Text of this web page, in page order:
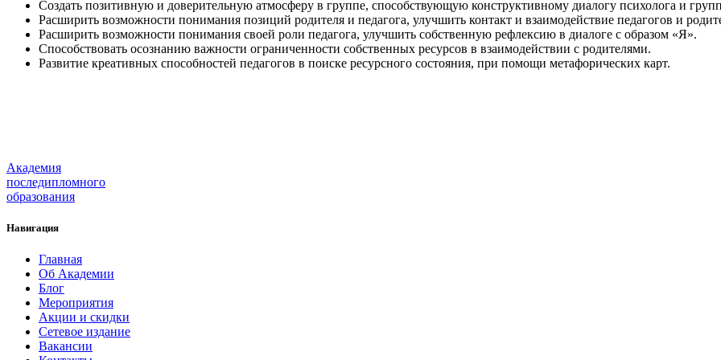
Создать позитивную и доверительную атмосферу в группе, способствующую конструктивному диалогу психолога и
Расширить возможности понимания позиций родителя и педагога, улучшить контакт и взаимодействие педагогов и
Расширить возможности понимания своей роли педагога, улучшить собственную рефлексию в диалоге с образом «Я».
Способствовать осознанию важности ограниченности собственных ресурсов в взаимодействии с родителями.
Развитие креативных способностей педагогов в поиске ресурсного состояния, при помощи метафорических карт.
Академия
последипломного
образования
Навигация
Главная
Об Академии
Блог
Мероприятия
Акции и скидки
Сетевое издание
Вакансии